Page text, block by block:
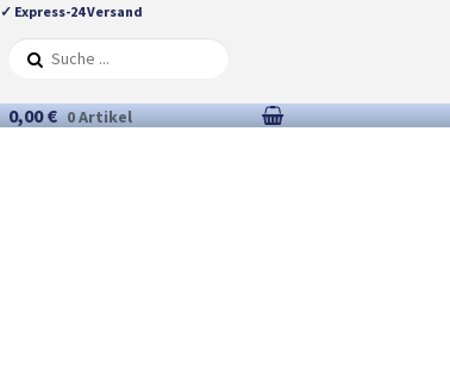
✓ Express-24 Versand
0,00 € 0 Artikel